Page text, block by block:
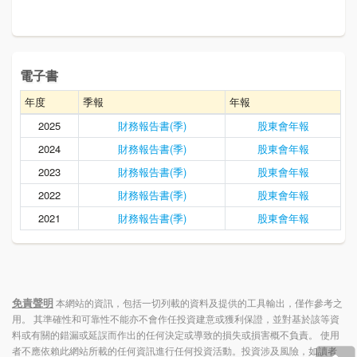
電子書
年度 季報
年報
2025
財務報告書(季)
股東會年報
2024
財務報告書(季)
股東會年報
2023
財務報告書(季)
股東會年報
2022
財務報告書(季)
股東會年報
2021
財務報告書(季) 股東會年報
免責聲明本網站的資訊，包括一切列載的資料及提供的工具輸出，僅作參考之
用。 其準確性和可靠性不能亦不會作任投資建意或獲利保證，並對基於該等資
料或有關的錯漏或延誤而作出的任何決定或導致的損失或損害概不負責。 使用
者不應依賴此網站所載的任何資訊進行任何投資活動。投資涉及風險，如讀者